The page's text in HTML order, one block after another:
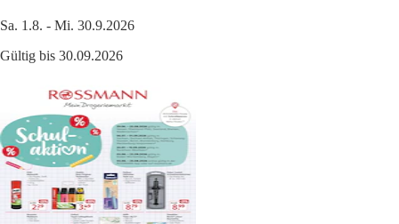
Sa. 1.8. - Mi. 30.9.2026
Gültig bis 30.09.2026